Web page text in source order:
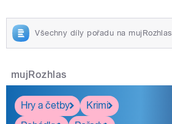
Všechny díly pořadu na mujRozhlas
mujRozhlas
Hry a četby
Krimi